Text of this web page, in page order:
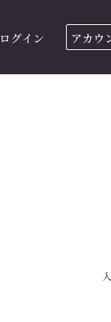
ログイン アカウ